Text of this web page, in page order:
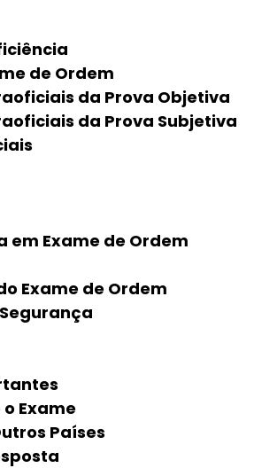
de Ordem
da Prova Objetiva
da Prova Subjetiva
em Exame de Ordem
Exame de Ordem
Exame
Países